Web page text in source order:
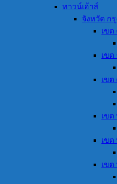
ทาวน์เฮ้าส์
จังหวัด ก
เขต
เขต
เขต
เข
เขต
เขต